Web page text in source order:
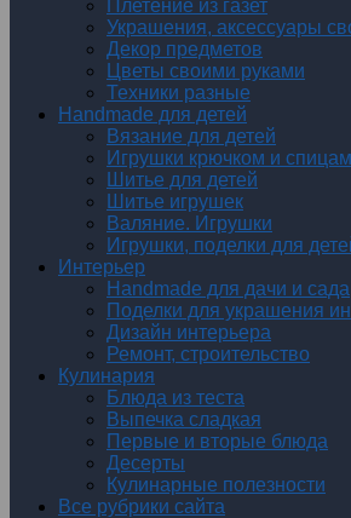
Плетение из газет
Украшения, аксессуары
Декор предметов
Цветы своими руками
Техники разные
Handmade для детей
Вязание для детей
Игрушки крючком и
Шитье для детей
Шитье игрушек
Валяние. Игрушки
Игрушки, поделки для
Интерьер
Handmade для дачи и сада
Поделки для украшения
Дизайн интерьера
Ремонт, строительство
Кулинария
Блюда из теста
Выпечка сладкая
Первые и вторые блюда
Десерты
Кулинарные полезности
Все рубрики сайта